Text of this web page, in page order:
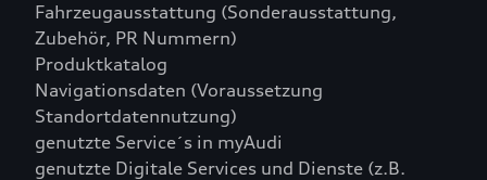
Fahrzeugausstattung (Sonderausstattung,
Zubehör, PR Nummern)
Produktkatalog
Navigationsdaten (Voraussetzung
Standortdatennutzung)
genutzte Service´s in myAudi
genutzte Digitale Services und Dienste (z.B.